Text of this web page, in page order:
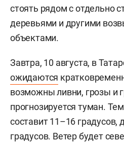
стоять рядом с отдельно
деревьями и другими
объектами.
Завтра, 10 августа, в
ожидаются
возможны ливни, грозы и
прогнозируется туман.
составит 11–16
градусов. Ветер будет